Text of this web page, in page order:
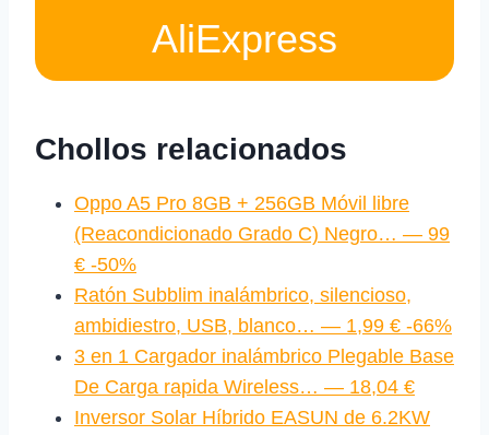
AliExpress
Chollos relacionados
Oppo A5 Pro 8GB + 256GB Móvil libre
(Reacondicionado Grado C) Negro… — 99
€ -50%
Ratón Subblim inalámbrico, silencioso,
ambidiestro, USB, blanco… — 1,99 € -66%
3 en 1 Cargador inalámbrico Plegable Base
De Carga rapida Wireless… — 18,04 €
Inversor Solar Híbrido EASUN de 6.2KW